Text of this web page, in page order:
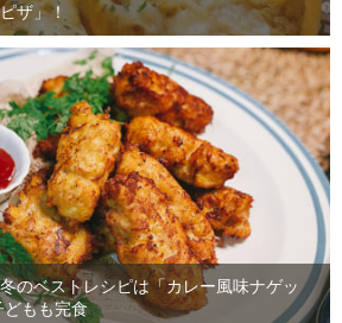
ザ」！
のベストレシピは「カレー風味ナゲッ
どもも完食